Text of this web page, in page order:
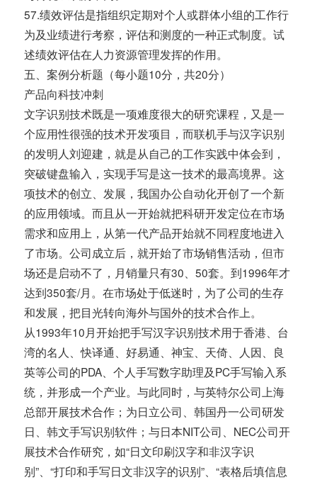
57.绩效评估是指组织定期对个人或群体小组的工作行
为及业绩进行考察，评估和测度的一种正式制度。试
述绩效评估在人力资源管理发挥的作用。
五、案例分析题（每小题10分，共20分）
产品向科技冲刺
文字识别技术既是一项难度很大的研究课程，又是一
个应用性很强的技术开发项目，而联机手与汉字识别
的发明人刘迎建，就是从自己的工作实践中体会到，
突破键盘输入，实现手写是这一技术的最高境界。这
项技术的创立、发展，我国办公自动化开创了一个新
的应用领域。而且从一开始就把科研开发定位在市场
需求和应用上，从第一代产品开始就不同程度地进入
了市场。公司成立后，就开始了市场销售活动，但市
场还是启动不了，月销量只有30、50套。到1996年才
达到350套/月。在市场处于低迷时，为了公司的生存
和发展，把目光转向海外与国外的技术合作上。
从1993年10月开始把手写汉字识别技术用于香港、台
湾的名人、快译通、好易通、神宝、天倚、人因、良
英等公司的PDA、个人手写数字助理及PC手写输入系
统，并形成一个产业。与此同时，与英特尔公司上海
总部开展技术合作；为日立公司、韩国丹一公司研发
日、韩文手写识别软件；与日本NIT公司、NEC公司开
展技术合作研究，如“日文印刷汉字和非汉字识
别”、“打印和手写日文非汉字的识别”、“表格后填信息